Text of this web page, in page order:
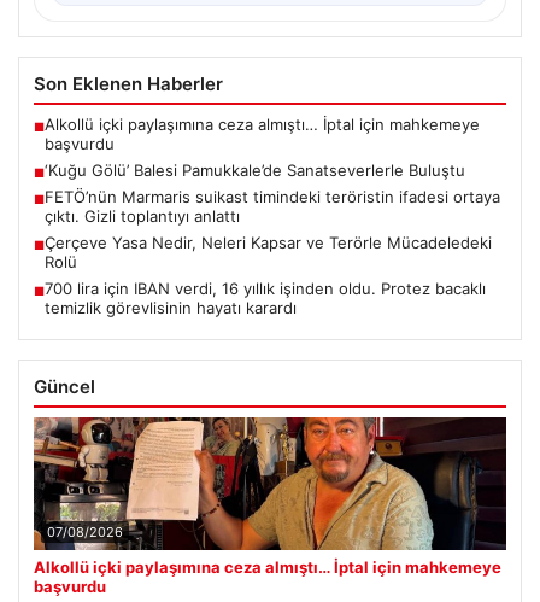
Son Eklenen Haberler
■Alkollü içki paylaşımına ceza almıştı… İptal için mahkemeye
başvurdu
■‘Kuğu Gölü’ Balesi Pamukkale’de Sanatseverlerle Buluştu
■FETÖ’nün Marmaris suikast timindeki teröristin ifadesi ortaya
çıktı. Gizli toplantıyı anlattı
■Çerçeve Yasa Nedir, Neleri Kapsar ve Terörle Mücadeledeki
Rolü
■700 lira için IBAN verdi, 16 yıllık işinden oldu. Protez bacaklı
temizlik görevlisinin hayatı karardı
Güncel
07/08/2026
Alkollü içki paylaşımına ceza almıştı… İptal için mahkemeye
başvurdu